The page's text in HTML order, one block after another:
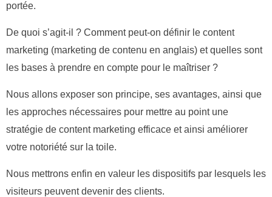
portée.
De quoi s’agit-il ? Comment peut-on définir le content
marketing (marketing de contenu en anglais) et quelles sont
les bases à prendre en compte pour le maîtriser ?
Nous allons exposer son principe, ses avantages, ainsi que
les approches nécessaires pour mettre au point une
stratégie de content marketing efficace et ainsi améliorer
votre notoriété sur la toile.
Nous mettrons enfin en valeur les dispositifs par lesquels les
visiteurs peuvent devenir des clients.